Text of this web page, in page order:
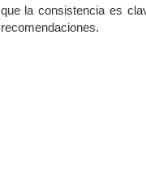
que la consistencia es
recomendaciones.